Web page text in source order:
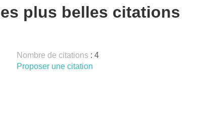
plus belles citations
Nombre de citations : 4
Proposer une citation